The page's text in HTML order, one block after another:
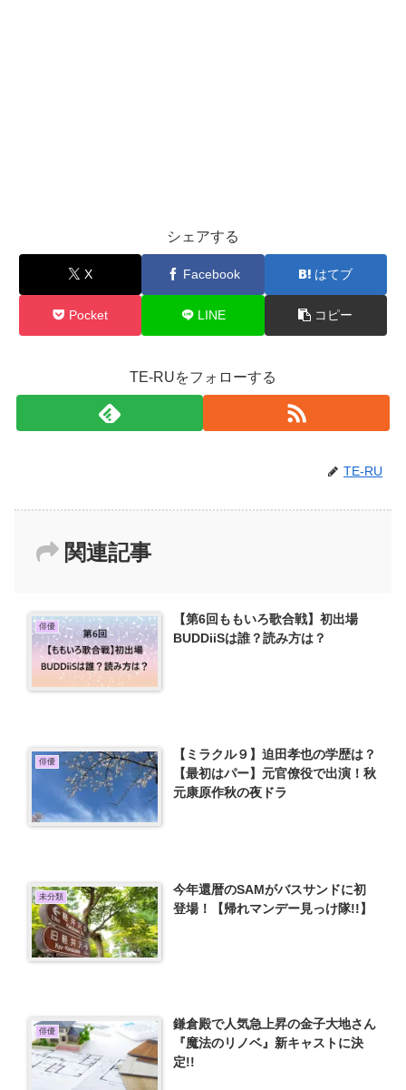
シェアする
X Facebook はてブ
Pocket LINE コピー
TE-RUをフォローする
TE-RU
関連記事
俳優
【第6回ももいろ歌合戦】初出場
BUDDiiSは誰？読み方は？
俳優
【ミラクル９】迫田孝也の学歴は？
【最初はパー】元官僚役で出演！秋
元康原作秋の夜ドラ
未分類
今年還暦のSAMがバスサンドに初
登場！【帰れマンデー見っけ隊!!】
俳優
鎌倉殿で人気急上昇の金子大地さん
『魔法のリノベ』新キャストに決
定!!